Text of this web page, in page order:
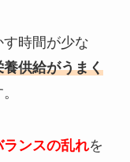
時間が少な
供給がうまく
ンスの乱れを